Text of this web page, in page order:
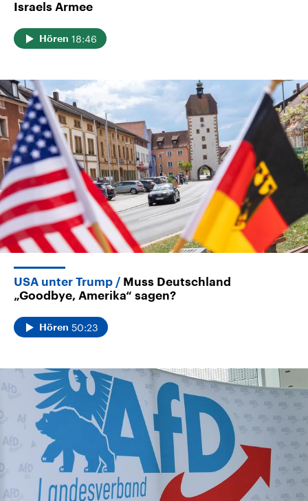
Israels Armee
Hören 18:46
USA unter Trump
Muss Deutschland
„Goodbye, Amerika“ sagen?
Hören 50:23